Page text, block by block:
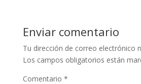
Enviar comentario
Tu dirección de correo electrónico
Los campos obligatorios están
Comentario *